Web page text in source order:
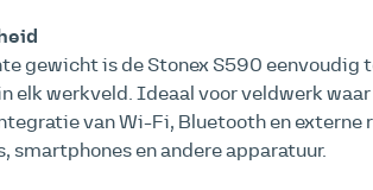
gewicht is de Stonex S590 eenvoudig
elk werkveld. Ideaal voor veldwerk
van Wi-Fi, Bluetooth en externe
en andere apparatuur.